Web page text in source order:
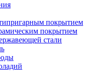
покрытием
покрытием
стали